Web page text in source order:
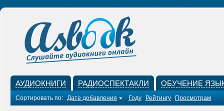
АУДИОКНИГИ РАДИОСПЕКТАКЛИ ОБУЧЕНИЕ
Сортировать по: Дате добавления Году Рейтингу Просмотрам